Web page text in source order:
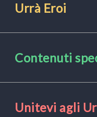
Urrà Eroi
Contenuti
Unitevi agli